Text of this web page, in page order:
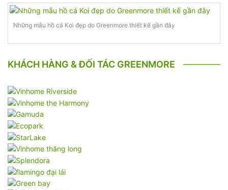
Những mẫu hồ cá Koi đẹp do Greenmore thiết kế gần đây
KHÁCH HÀNG & ĐỐI TÁC GREENMORE